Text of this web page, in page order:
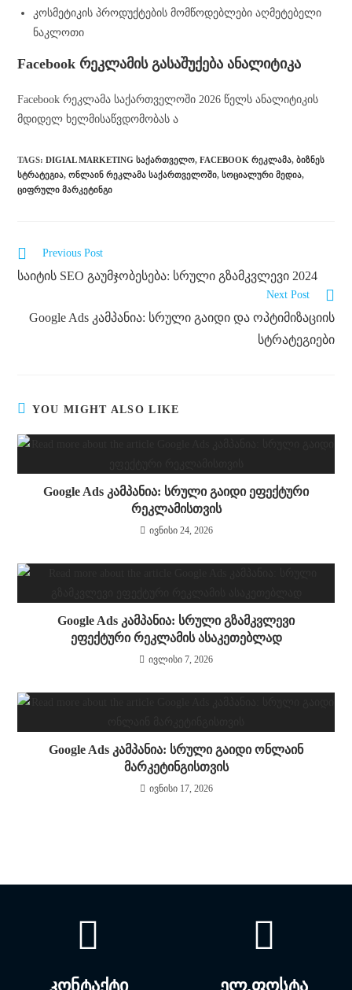
კოსმეტიკის პროდუქტების მომწოდებლები აღმეტებელი
ნაკლოთი
Facebook რეკლამის გასაშუქება ანალიტიკა
Facebook რეკლამა საქართველოში 2026 წელს ანალიტიკის
მდიდელ ხელმისაწვდომობას ა
TAGS:DIGIAL MARKETING ᲡᲐᲥᲐᲠᲗᲕᲔᲚᲝ, FACEBOOK ᲠᲔᲙᲚᲐᲛᲐ, ᲑᲘᲖᲜᲔᲡ
ᲡᲢᲠᲐᲢᲔᲒᲘᲐ, ᲝᲜᲚᲐᲘᲜ ᲠᲔᲙᲚᲐᲛᲐ ᲡᲐᲥᲐᲠᲗᲕᲔᲚᲝᲨᲘ, ᲡᲝᲪᲘᲐᲚᲣᲠᲘ ᲛᲔᲓᲘᲐ,
ᲪᲘᲤᲠᲣᲚᲘ ᲛᲐᲠᲙᲔᲢᲘᲜᲒᲘ
Previous Post
საიტის SEO გაუმჯობესება: სრული გზამკვლევი 2024
Next Post
Google Ads კამპანია: სრული გაიდი და ოპტიმიზაციის
სტრატეგიები
YOU MIGHT ALSO LIKE
Google Ads კამპანია: სრული გაიდი ეფექტური
რეკლამისთვის
ივნისი 24, 2026
Google Ads კამპანია: სრული გზამკვლევი
ეფექტური რეკლამის ასაკეთებლად
ივლისი 7, 2026
Google Ads კამპანია: სრული გაიდი ონლაინ
მარკეტინგისთვის
ივნისი 17, 2026
კონტაქტი ელ.ფოსტა